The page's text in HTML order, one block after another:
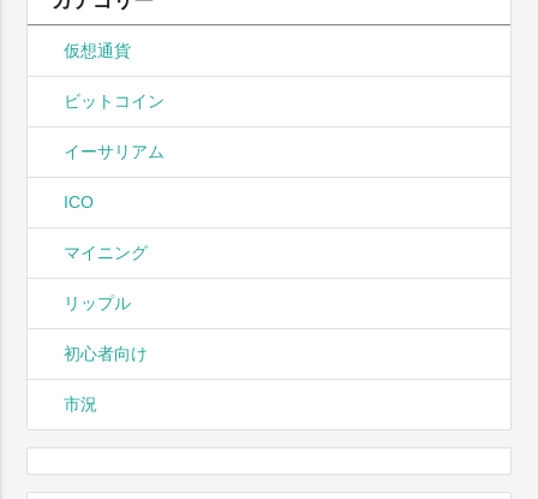
仮想通貨
ビットコイン
イーサリアム
ICO
マイニング
リップル
初心者向け
市況